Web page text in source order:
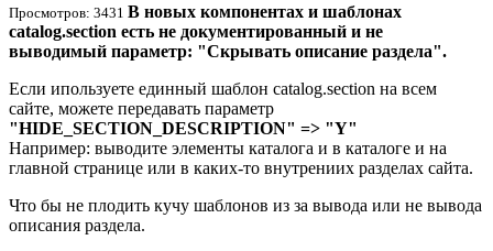
Просмотров: 3431 В новых компонентах и шаблонах
catalog.section есть не документированный и не
выводимый параметр: "Скрывать описание раздела".
Если ипользуете единный шаблон catalog.section на всем
сайте, можете передавать параметр
"HIDE_SECTION_DESCRIPTION" => "Y"
Например: выводите элементы каталога и в каталоге и на
главной странице или в каких-то внутрениих разделах сайта.
Что бы не плодить кучу шаблонов из за вывода или не вывода
описания раздела.